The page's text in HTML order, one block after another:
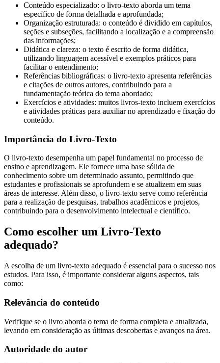
Conteúdo especializado: o livro-texto aborda um tema
específico de forma detalhada e aprofundada;
Organização estruturada: o conteúdo é dividido em capítulos,
seções e subseções, facilitando a localização e a compreensão
das informações;
Didática e clareza: o texto é escrito de forma didática,
utilizando linguagem acessível e exemplos práticos para
facilitar o entendimento;
Referências bibliográficas: o livro-texto apresenta referências
e citações de outros autores, contribuindo para a
fundamentação teórica do tema abordado;
Exercícios e atividades: muitos livros-texto incluem exercícios
e atividades práticas para auxiliar no aprendizado e fixação do
conteúdo.
Importância do Livro-Texto
O livro-texto desempenha um papel fundamental no processo de
ensino e aprendizagem. Ele fornece uma base sólida de
conhecimento sobre um determinado assunto, permitindo que
estudantes e profissionais se aprofundem e se atualizem em suas
áreas de interesse. Além disso, o livro-texto serve como referência
para a realização de pesquisas, trabalhos acadêmicos e projetos,
contribuindo para o desenvolvimento intelectual e científico.
Como escolher um Livro-Texto
adequado?
A escolha de um livro-texto adequado é essencial para o sucesso nos
estudos. Para isso, é importante considerar alguns aspectos, tais
como:
Relevância do conteúdo
Verifique se o livro aborda o tema de forma completa e atualizada,
levando em consideração as últimas descobertas e avanços na área.
Autoridade do autor